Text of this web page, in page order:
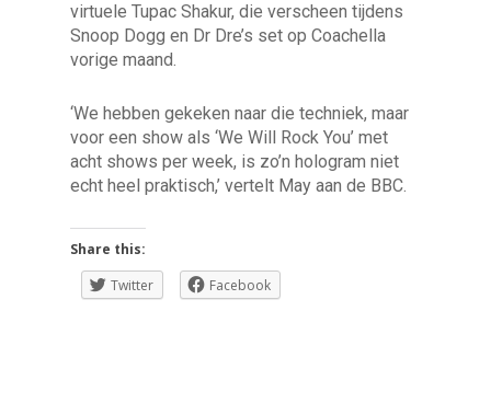
virtuele Tupac Shakur, die verscheen tijdens
Snoop Dogg en Dr Dre’s set op Coachella
vorige maand.
‘We hebben gekeken naar die techniek, maar
voor een show als ‘We Will Rock You’ met
acht shows per week, is zo’n hologram niet
echt heel praktisch,’ vertelt May aan de BBC.
Share this:
Twitter
Facebook